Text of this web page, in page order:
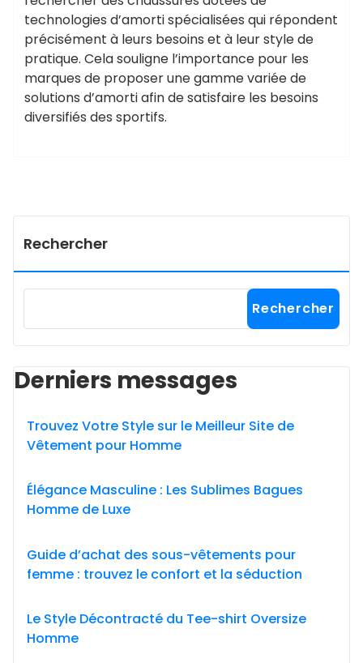
technologies d’amorti spécialisées qui répondent
précisément à leurs besoins et à leur style de
pratique. Cela souligne l’importance pour les
marques de proposer une gamme variée de
solutions d’amorti afin de satisfaire les besoins
diversifiés des sportifs.
Rechercher
Rechercher
Derniers messages
Trouvez Votre Style sur le Meilleur Site de
Vêtement pour Homme
Élégance Masculine : Les Sublimes Bagues
Homme de Luxe
Guide d’achat des sous-vêtements pour
femme : trouvez le confort et la séduction
Le Style Décontracté du Tee-shirt Oversize
Homme